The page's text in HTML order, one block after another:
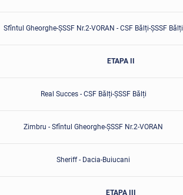
Sfîntul Gheorghe-ȘSSF Nr.2-VORAN - CSF Bălți-ȘSSF Bălți
ETAPA II
Real Succes - CSF Bălți-ȘSSF Bălți
Zimbru - Sfîntul Gheorghe-ȘSSF Nr.2-VORAN
Sheriff - Dacia-Buiucani
ETAPA III